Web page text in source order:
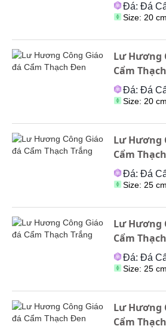
Đá: Đá Cẩm
Size: 20 cm
Lư Hương
Cẩm
Đá: Đá Cẩm
Size: 20 cm
Lư Hương
Cẩm
Đá: Đá Cẩm
Size: 25 cm
Lư Hương
Cẩm
Đá: Đá Cẩm
Size: 25 cm
Lư Hương
Cẩm